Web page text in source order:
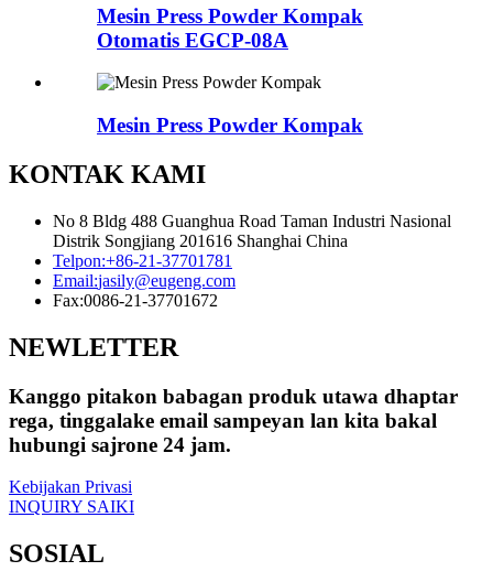
Mesin Press Powder Kompak
Otomatis EGCP-08A
Mesin Press Powder Kompak
KONTAK KAMI
No 8 Bldg 488 Guanghua Road Taman Industri Nasional
Distrik Songjiang 201616 Shanghai China
Telpon:+86-21-37701781
Email:jasily@eugeng.com
Fax:0086-21-37701672
NEWLETTER
Kanggo pitakon babagan produk utawa dhaptar
rega, tinggalake email sampeyan lan kita bakal
hubungi sajrone 24 jam.
Kebijakan Privasi
INQUIRY SAIKI
SOSIAL